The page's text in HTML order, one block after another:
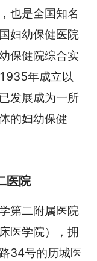
也是全国知名
妇幼保健医院
保健院综合实
年成立以
发展成为一所
的妇幼保健
医院
第二附属医院
医学院），拥
34号的历城医